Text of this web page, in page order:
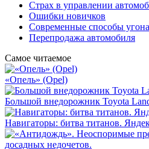
Страх в управлении
Ошибки новичков
Современные способы угона
Перепродажа автомобиля
Самое читаемое
«Опель» (Opel)
Большой внедорожник Toyota
Навигаторы: битва титанов.